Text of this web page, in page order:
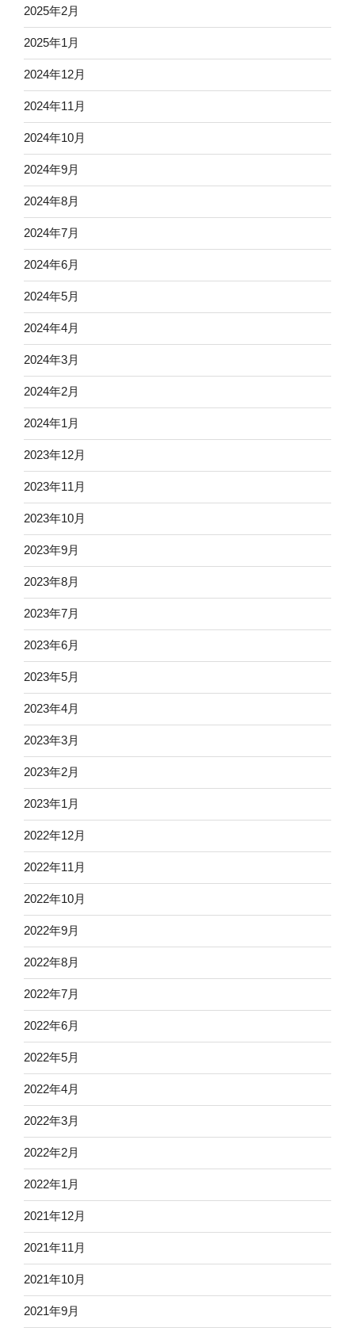
2025年2月
2025年1月
2024年12月
2024年11月
2024年10月
2024年9月
2024年8月
2024年7月
2024年6月
2024年5月
2024年4月
2024年3月
2024年2月
2024年1月
2023年12月
2023年11月
2023年10月
2023年9月
2023年8月
2023年7月
2023年6月
2023年5月
2023年4月
2023年3月
2023年2月
2023年1月
2022年12月
2022年11月
2022年10月
2022年9月
2022年8月
2022年7月
2022年6月
2022年5月
2022年4月
2022年3月
2022年2月
2022年1月
2021年12月
2021年11月
2021年10月
2021年9月